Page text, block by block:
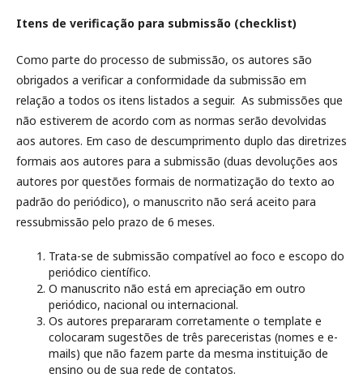
Itens de verificação para submissão (checklist)
Como parte do processo de submissão, os autores são
obrigados a verificar a conformidade da submissão em
relação a todos os itens listados a seguir. As submissões que
não estiverem de acordo com as normas serão devolvidas
aos autores. Em caso de descumprimento duplo das diretrizes
formais aos autores para a submissão (duas devoluções aos
autores por questões formais de normatização do texto ao
padrão do periódico), o manuscrito não será aceito para
ressubmissão pelo prazo de 6 meses.
Trata-se de submissão compatível ao foco e escopo do
periódico científico.
O manuscrito não está em apreciação em outro
periódico, nacional ou internacional.
Os autores prepararam corretamente o template e
colocaram sugestões de três pareceristas (nomes e e-
mails) que não fazem parte da mesma instituição de
ensino ou de sua rede de contatos.